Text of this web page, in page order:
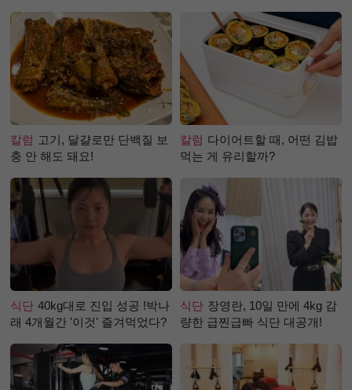
칼럼 고기, 달걀로만 단백질 보
충 안 해도 돼요!
칼럼 다이어트할 때, 어떤 김밥
먹는 게 유리할까?
식단 40kg대로 진입 성공 !박나
래 4개월간 '이것' 즐겨먹었다?
식단 장영란, 10일 만에 4kg 감
량한 급찐급빠 식단 대공개!